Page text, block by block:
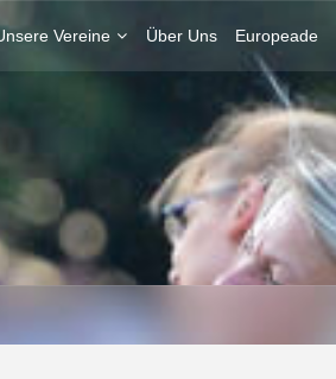
Vereine Über Uns Europeade